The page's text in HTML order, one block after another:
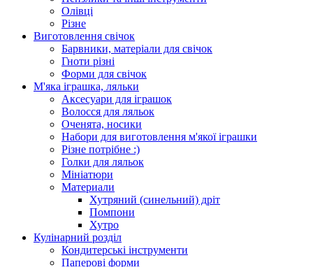
Олівці
Різне
Виготовлення свічок
Барвники, матеріали для свічок
Гноти різні
Форми для свічок
М'яка іграшка, ляльки
Аксесуари для іграшок
Волосся для ляльок
Оченята, носики
Набори для виготовлення м'якої іграшки
Різне потрібне :)
Голки для ляльок
Мініатюри
Материали
Хутряний (синельний) дріт
Помпони
Хутро
Кулінарний розділ
Кондитерські інструменти
Паперові форми